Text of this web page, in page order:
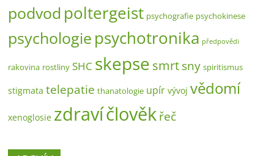
podvod poltergeist psychografie psychokinese
psychologie psychotronika předpovědi
rakovina rostliny SHC skepse smrtsny spiritismus
stigmata telepatie thanatologie upír vývoj vědomí
xenoglosie zdravíčlověkřeč